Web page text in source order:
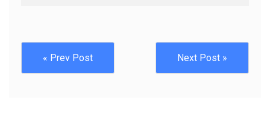
« Prev Post Next Post »